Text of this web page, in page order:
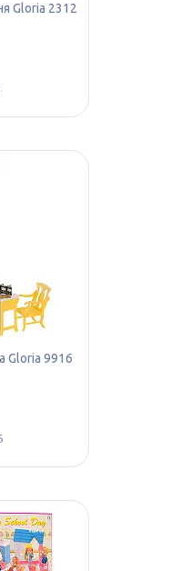
Gloria 2312
Gloria 9916